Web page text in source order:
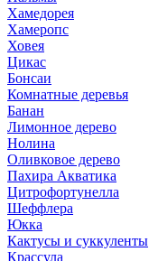
Хамедорея
Хамеропс
Ховея
Цикас
Бонсаи
Комнатные деревья
Банан
Лимонное дерево
Нолина
Оливковое дерево
Пахира Акватика
Цитрофортунелла
Шеффлера
Юкка
Кактусы и суккуленты
Крассула